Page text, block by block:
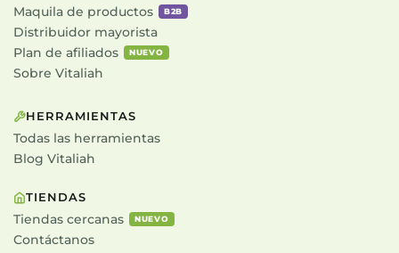
Maquila de productos
B2B
Distribuidor mayorista
Plan de afiliados
NUEVO
Sobre Vitaliah
HERRAMIENTAS
Todas las herramientas
Blog Vitaliah
TIENDAS
Tiendas cercanas
NUEVO
Contáctanos